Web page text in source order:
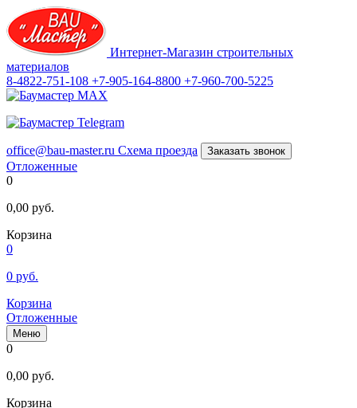
Интернет-Магазин строительных
материалов
8-4822-751-108 +7-905-164-8800 +7-960-700-5225
office@bau-master.ru Схема проезда Заказать звонок
Отложенные
0
0,00 руб.
Корзина
0
0 руб.
Корзина
Отложенные
Меню
0
0,00 руб.
Корзина